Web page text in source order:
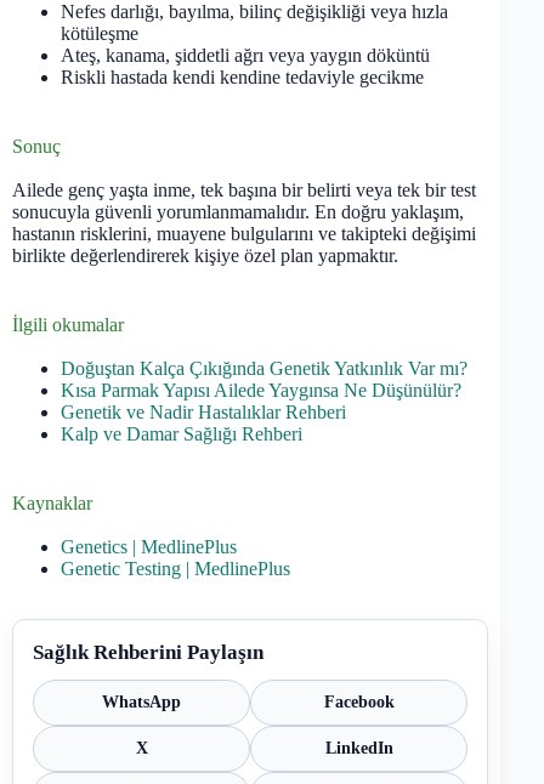
Nefes darlığı, bayılma, bilinç değişikliği veya hızla
kötüleşme
Ateş, kanama, şiddetli ağrı veya yaygın döküntü
Riskli hastada kendi kendine tedaviyle gecikme
Sonuç
Ailede genç yaşta inme, tek başına bir belirti veya tek bir test
sonucuyla güvenli yorumlanmamalıdır. En doğru yaklaşım,
hastanın risklerini, muayene bulgularını ve takipteki değişimi
birlikte değerlendirerek kişiye özel plan yapmaktır.
İlgili okumalar
Doğuştan Kalça Çıkığında Genetik Yatkınlık Var mı?
Kısa Parmak Yapısı Ailede Yaygınsa Ne Düşünülür?
Genetik ve Nadir Hastalıklar Rehberi
Kalp ve Damar Sağlığı Rehberi
Kaynaklar
Genetics | MedlinePlus
Genetic Testing | MedlinePlus
Sağlık Rehberini Paylaşın
WhatsApp Facebook
X LinkedIn